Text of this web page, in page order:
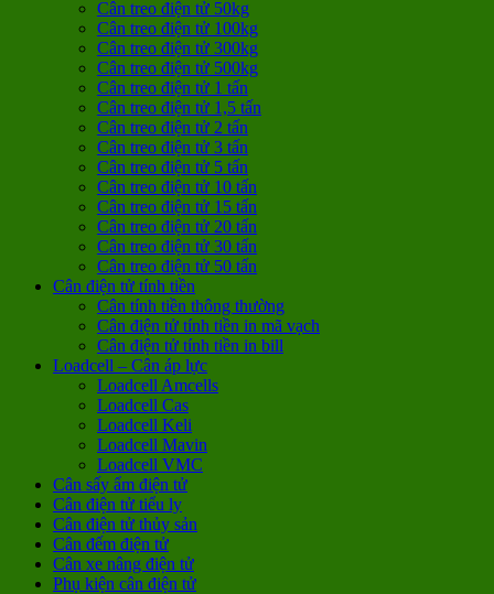
Cân treo điện tử 50kg
Cân treo điện tử 100kg
Cân treo điện tử 300kg
Cân treo điện tử 500kg
Cân treo điện tử 1 tấn
Cân treo điện tử 1,5 tấn
Cân treo điện tử 2 tấn
Cân treo điện tử 3 tấn
Cân treo điện tử 5 tấn
Cân treo điện tử 10 tấn
Cân treo điện tử 15 tấn
Cân treo điện tử 20 tấn
Cân treo điện tử 30 tấn
Cân treo điện tử 50 tấn
Cân điện tử tính tiền
Cân tính tiền thông thường
Cân điện tử tính tiền in mã vạch
Cân điện tử tính tiền in bill
Loadcell – Cân áp lực
Loadcell Amcells
Loadcell Cas
Loadcell Keli
Loadcell Mavin
Loadcell VMC
Cân sấy ẩm điện tử
Cân điện tử tiểu ly
Cân điện tử thủy sản
Cân đếm điện tử
Cân xe nâng điện tử
Phụ kiện cân điện tử